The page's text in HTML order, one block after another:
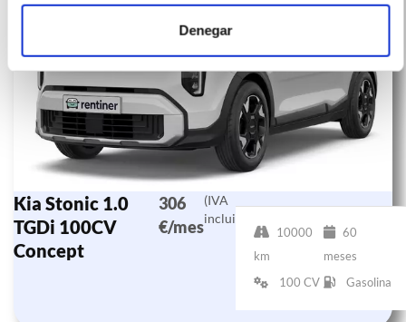
Denegar
Kia Stonic 1.0
TGDi 100CV
Concept
306
€/mes
(IVA
incluido)
10000
km
60
meses
100 CV
Gasolina